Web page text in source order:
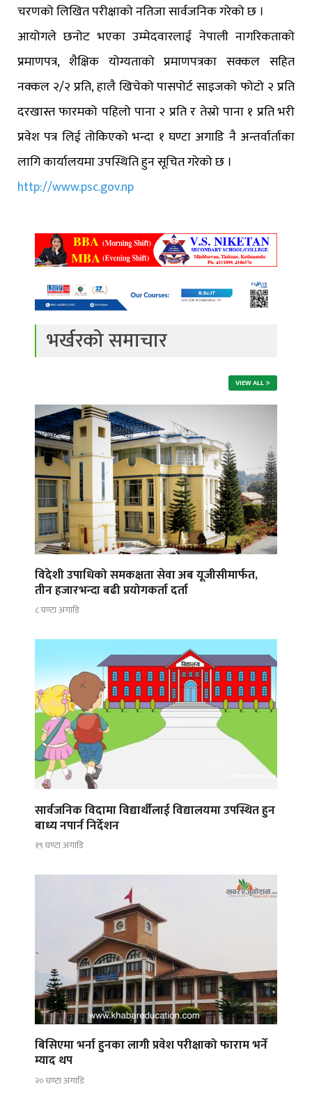
चरणको लिखित परीक्षाको नतिजा सार्वजनिक गरेको छ ।
आयोगले छनोट भएका उम्मेदवारलाई नेपाली नागरिकताको
प्रमाणपत्र, शैक्षिक योग्यताको प्रमाणपत्रका सक्कल सहित
नक्कल २/२ प्रति, हालै खिचेको पासपोर्ट साइजको फोटो २ प्रति
दरखास्त फारमको पहिलो पाना २ प्रति र तेस्रो पाना १ प्रति भरी
प्रवेश पत्र लिई तोकिएको भन्दा १ घण्टा अगाडि नै अन्तर्वार्ताका
लागि कार्यालयमा उपस्थिति हुन सूचित गरेको छ ।
http://www.psc.gov.np
भर्खरको समाचार
VIEW ALL
विदेशी उपाधिको समकक्षता सेवा अब यूजीसीमार्फत,
तीन हजारभन्दा बढी प्रयोगकर्ता दर्ता
८ घण्टा अगाडि
सार्वजनिक विदामा विद्यार्थीलाई विद्यालयमा उपस्थित हुन
बाध्य नपार्न निर्देशन
१९ घण्टा अगाडि
बिसिएमा भर्ना हुनका लागी प्रवेश परीक्षाको फाराम भर्ने
म्याद थप
२० घण्टा अगाडि